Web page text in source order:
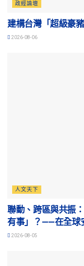
政經論壇
建構台灣「超級豪豬
2026-08-06
人文天下
聯動、跨區與共振
有事」？——在全球
2026-08-05